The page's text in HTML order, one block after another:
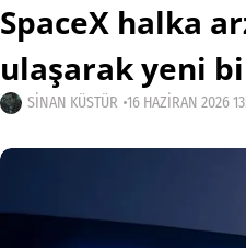
SpaceX halka
ulaşarak yeni
SINAN KÜSTÜR 16 HAZIRAN 2026